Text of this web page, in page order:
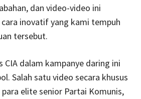
dan video-video ini
cara inovatif yang kami tempuh
tersebut.
CIA dalam kampanye daring ini
Salah satu video secara khusus
elite senior Partai Komunis,